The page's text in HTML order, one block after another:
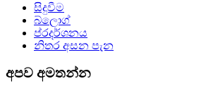
සිදුවීම
බ්ලොග්
ප්රදර්ශනය
නිතර අසන පැන
අපව අමතන්න